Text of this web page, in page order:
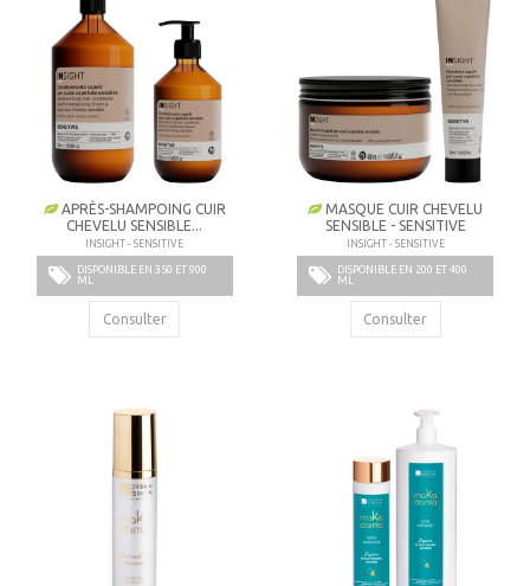
APRÈS-SHAMPOING CUIR
CHEVELU SENSIBLE...
INSIGHT - SENSITIVE
DISPONIBLE EN 350 ET 900
ML
Consulter
MASQUE CUIR CHEVELU
SENSIBLE - SENSITIVE
INSIGHT - SENSITIVE
DISPONIBLE EN 200 ET 400
ML
Consulter